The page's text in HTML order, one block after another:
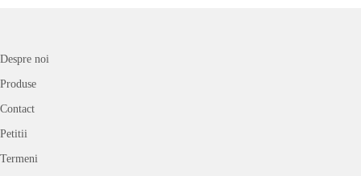
Despre noi
Produse
Contact
Petitii
Termeni